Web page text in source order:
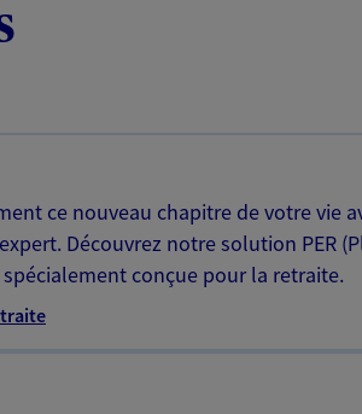
ce nouveau chapitre de votre vie
Découvrez notre solution PER
spécialement conçue pour la retraite.